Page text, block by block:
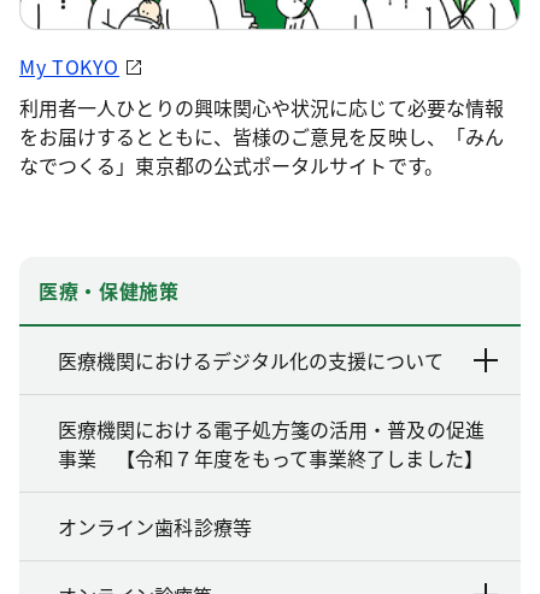
My TOKYO
利用者一人ひとりの興味関心や状況に応じて必要な情報
をお届けするとともに、皆様のご意見を反映し、「みん
なでつくる」東京都の公式ポータルサイトです。
医療・保健施策
医療機関におけるデジタル化の支援について
医療機関における電子処方箋の活用・普及の促進
事業 【令和７年度をもって事業終了しました】
オンライン歯科診療等